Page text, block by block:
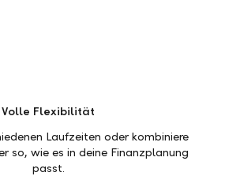
Volle Flexibilität
Laufzeiten oder kombiniere
so, wie es in deine Finanzplanung
passt.